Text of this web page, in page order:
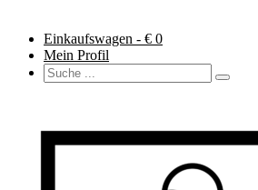
Einkaufswagen - € 0
Mein Profil